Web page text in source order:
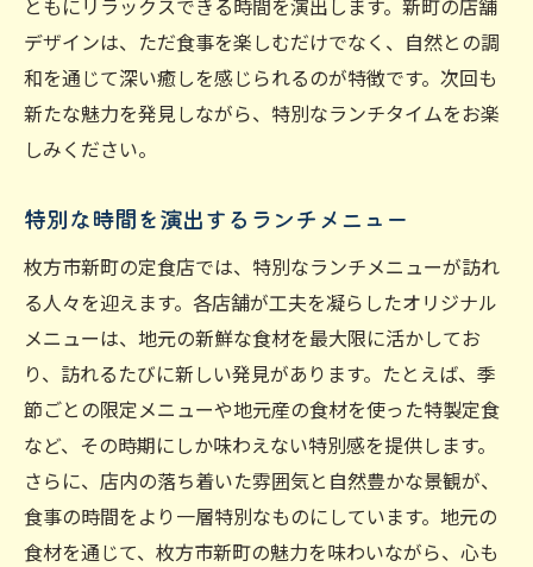
ともにリラックスできる時間を演出します。新町の店舗
デザインは、ただ食事を楽しむだけでなく、自然との調
和を通じて深い癒しを感じられるのが特徴です。次回も
新たな魅力を発見しながら、特別なランチタイムをお楽
しみください。
特別な時間を演出するランチメニュー
枚方市新町の定食店では、特別なランチメニューが訪れ
る人々を迎えます。各店舗が工夫を凝らしたオリジナル
メニューは、地元の新鮮な食材を最大限に活かしてお
り、訪れるたびに新しい発見があります。たとえば、季
節ごとの限定メニューや地元産の食材を使った特製定食
など、その時期にしか味わえない特別感を提供します。
さらに、店内の落ち着いた雰囲気と自然豊かな景観が、
食事の時間をより一層特別なものにしています。地元の
食材を通じて、枚方市新町の魅力を味わいながら、心も